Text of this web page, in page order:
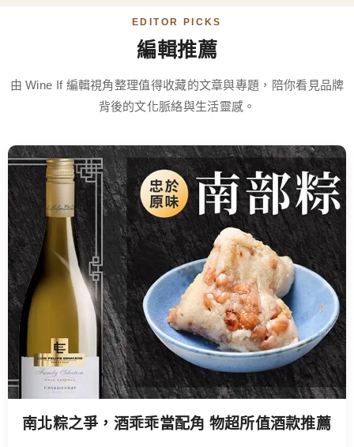
EDITOR PICKS
編輯推薦
由 Wine If 編輯視角整理值得收藏的文章與專題，陪你看見品牌
背後的文化脈絡與生活靈感。
南北粽之爭，酒乖乖當配角 物超所值酒款推薦